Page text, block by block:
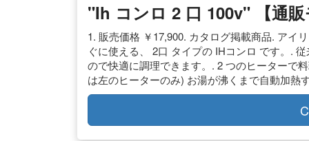
"ih コンロ 2 口 100v" 【通
1. 販売価格 ￥17,900. カタログ掲載商品. アイ
ぐに使える、 2口 タイプの IHコンロ です。.
ので快適に調理できます。. 2 つのヒーターで
は左のヒーターのみ) お湯が沸くまで自動加熱